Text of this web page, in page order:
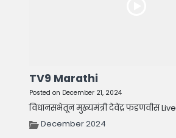
TV9 Marathi
Posted on December 21, 2024
विधानसभेतून मुख्यमंत्री देवेंद्र फडणवीस Live
December 2024